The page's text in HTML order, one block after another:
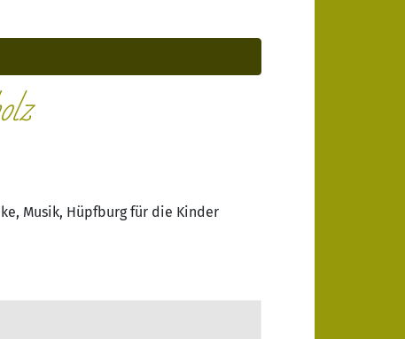
Musik, Hüpfburg für die Kinder